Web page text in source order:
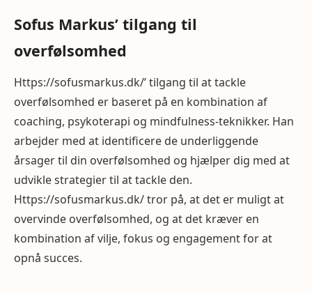
Sofus Markus’ tilgang til
overfølsomhed
Https://sofusmarkus.dk/’ tilgang til at tackle
overfølsomhed er baseret på en kombination af
coaching, psykoterapi og mindfulness-teknikker. Han
arbejder med at identificere de underliggende
årsager til din overfølsomhed og hjælper dig med at
udvikle strategier til at tackle den.
Https://sofusmarkus.dk/ tror på, at det er muligt at
overvinde overfølsomhed, og at det kræver en
kombination af vilje, fokus og engagement for at
opnå succes.